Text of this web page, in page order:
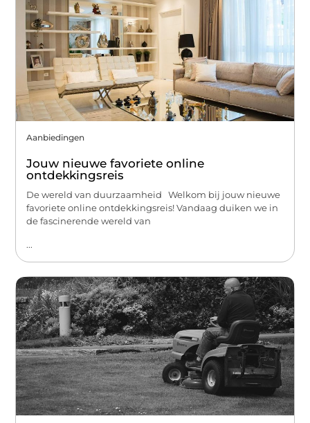
Aanbiedingen
Jouw nieuwe favoriete online
ontdekkingsreis
De wereld van duurzaamheid Welkom bij jouw nieuwe
favoriete online ontdekkingsreis! Vandaag duiken we in
de fascinerende wereld van
...